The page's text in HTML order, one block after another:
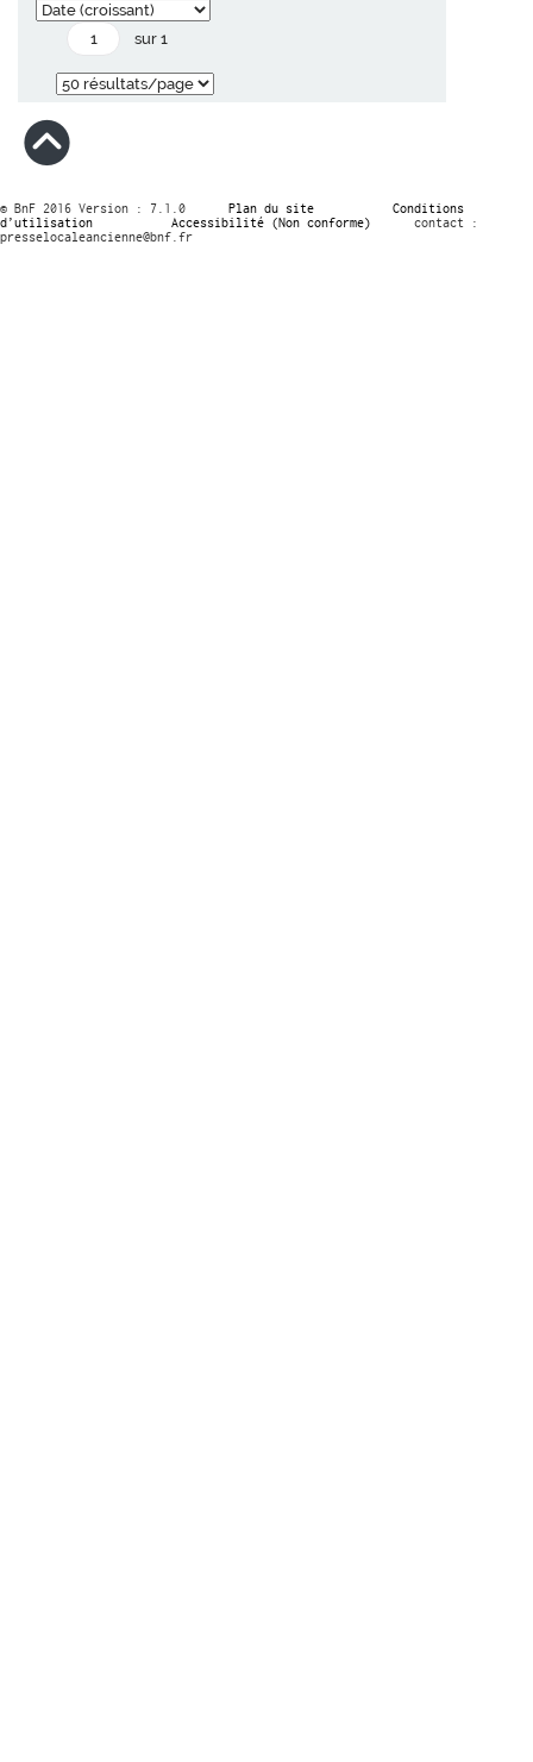
sur 1
© BnF 2016 Version : 7.1.0 Plan du site
Conditions
d’utilisation
Accessibilité (Non conforme)
contact :
presselocaleancienne@bnf.fr